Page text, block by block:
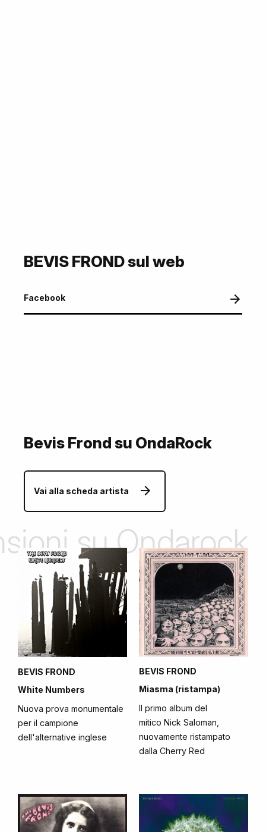
BEVIS FROND sul web
Facebook
Bevis Frond su OndaRock
Vai alla scheda artista
su Ondarock
BEVIS FROND
White Numbers
Nuova prova monumentale
per il campione
dell'alternative inglese
BEVIS FROND
Miasma (ristampa)
Il primo album del
mitico Nick Saloman,
nuovamente ristampato
dalla Cherry Red